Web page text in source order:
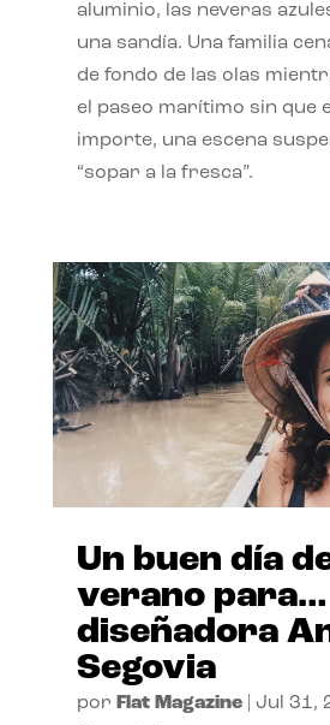
aluminio, las neveras
una sandía. Una familia
de fondo de las olas
el paseo marítimo sin que
importe, una escena
“sopar a la fresca”.
Un buen día
verano para…
diseñadora
Segovia
por Flat Magazine| Jul 31,